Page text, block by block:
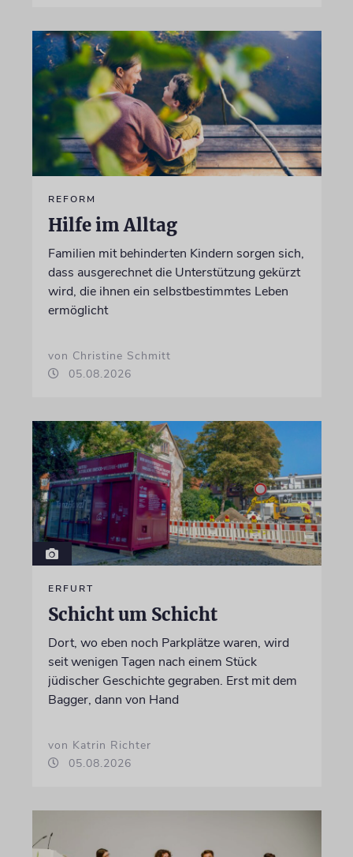
REFORM
Hilfe im Alltag
Familien mit behinderten Kindern sorgen sich,
dass ausgerechnet die Unterstützung gekürzt
wird, die ihnen ein selbstbestimmtes Leben
ermöglicht
von Christine Schmitt
05.08.2026
ERFURT
Schicht um Schicht
Dort, wo eben noch Parkplätze waren, wird
seit wenigen Tagen nach einem Stück
jüdischer Geschichte gegraben. Erst mit dem
Bagger, dann von Hand
von Katrin Richter
05.08.2026